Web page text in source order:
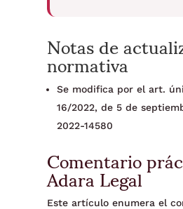
Notas de
normativa
Se modifica por el art.
16/2022, de 5 de
2022-14580
Comentario
Adara Legal
Este artículo enumera el